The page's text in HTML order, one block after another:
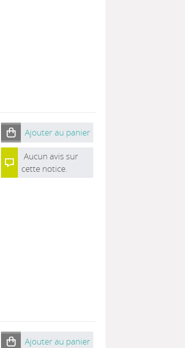
Ajouter au panier
Aucun avis sur
cette notice.
Ajouter au panier